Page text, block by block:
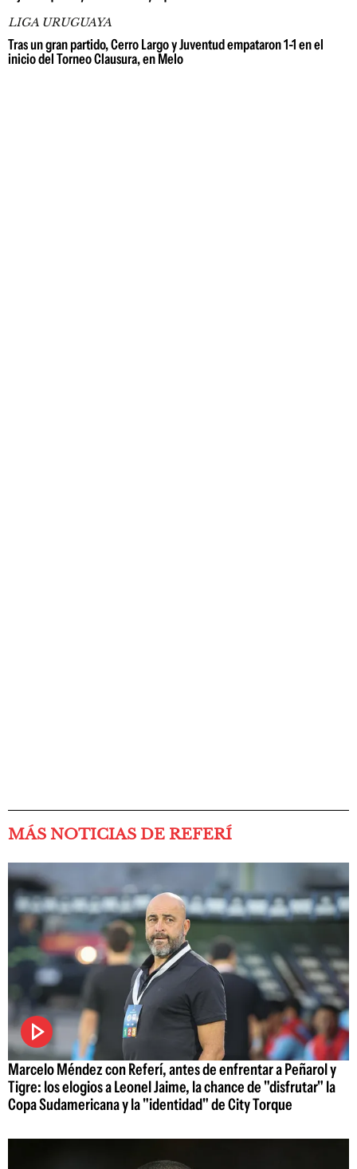
LIGA URUGUAYA
Tras un gran partido, Cerro Largo y Juventud empataron 1-1 en el
inicio del Torneo Clausura, en Melo
MÁS NOTICIAS DE REFERÍ
Marcelo Méndez con Referí, antes de enfrentar a Peñarol y
Tigre: los elogios a Leonel Jaime, la chance de "disfrutar" la
Copa Sudamericana y la "identidad" de City Torque